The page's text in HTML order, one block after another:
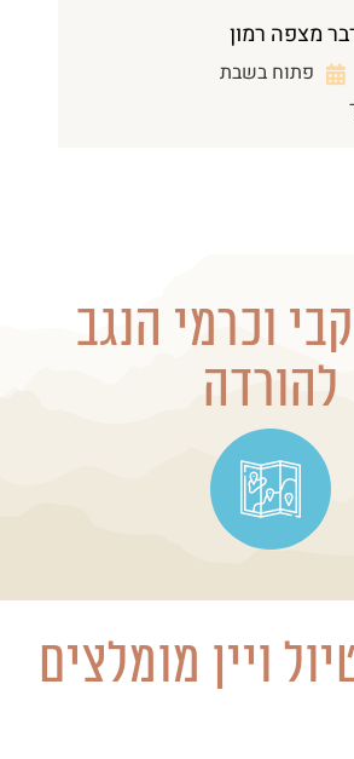
מצפה רמון
פתוח בשבת
וכרמי הנגב
להורדה
ויין מומלצים